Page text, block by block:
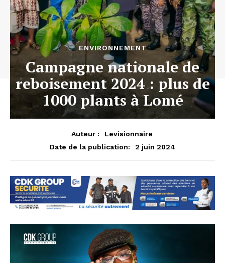
ENVIRONNEMENT
Campagne nationale de
reboisement 2024 : plus de
1000 plants à Lomé
Auteur :
Levisionnaire
Date de la publication:
2 juin 2024